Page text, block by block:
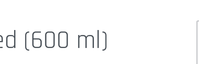
(600 ml)